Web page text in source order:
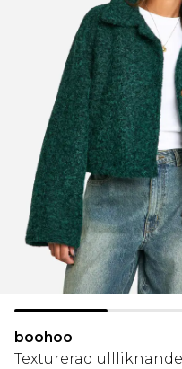
boohoo
Texturerad